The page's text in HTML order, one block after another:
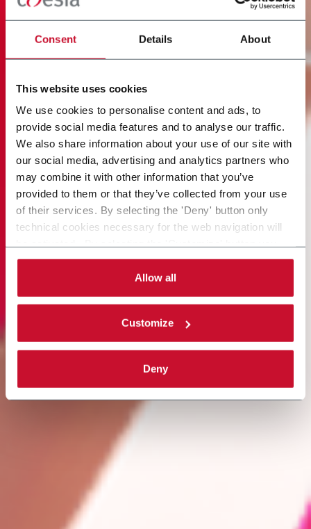
Consent Details About
This website uses cookies
We use cookies to personalise content and ads, to
provide social media features and to analyse our traffic.
We also share information about your use of our site with
our social media, advertising and analytics partners who
may combine it with other information that you’ve
provided to them or that they’ve collected from your use
of their services. By selecting the 'Deny' button only
technical cookies necessary for the web navigation will
can choose the single categories of cookies to be
activated. Read the completecookie policy
Allow all
Customize
Deny